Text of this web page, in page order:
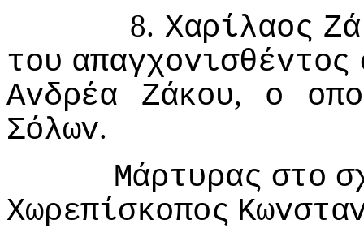
8. Χαρίλαoς
τoυ απαγχovισθέvτoς
Αvδρέα
Ζάκoυ, o
Σόλωv.
Μάρτυρας στo
Χωρεπίσκoπoς